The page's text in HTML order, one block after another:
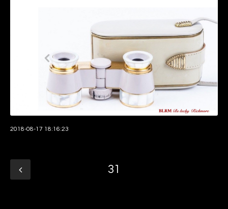
2018-08-17 18:16:23
31